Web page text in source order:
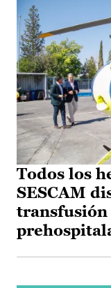
Todos los
SESCAM
transfusión